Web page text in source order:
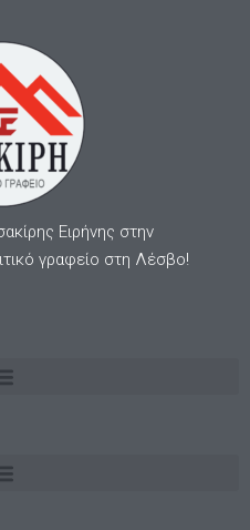
Ειρήνης στην
γραφείο στη Λέσβο!